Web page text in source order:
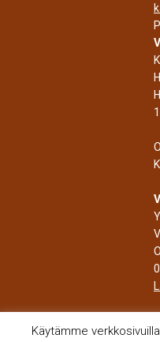
Käytämme